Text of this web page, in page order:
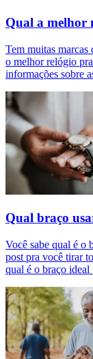
Qual a melhor
Tem muitas marcas
o melhor relógio
informações sobre
Qual braço
Você sabe qual é o
post pra você tirar
qual é o braço ideal